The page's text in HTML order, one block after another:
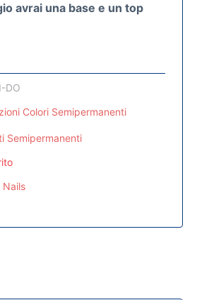
avrai una base e un top
DO
Colori Semipermanenti
Semipermanenti
Nails